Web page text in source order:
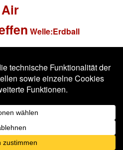
Welle:Erdball
Stolz präsentiert von WordPress